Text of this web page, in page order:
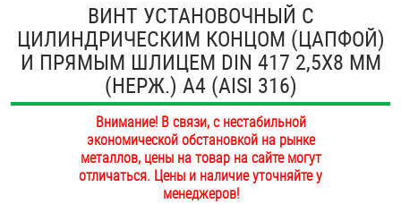
ПОКУПАТЕЛЯМ
ОПЛАТА И ДОСТАВКА
НАШИ МАГАЗИНЫ
Болты и винты
Дюбели
ВИНТ УСТАНОВОЧНЫЙ С
ЦИЛИНДРИЧЕСКИМ КОНЦОМ (ЦАПФОЙ)
И ПРЯМЫМ ШЛИЦЕМ DIN 417 2,5Х8 ММ
(НЕРЖ.) A4 (AISI 316)
Внимание! В связи, с нестабильной
экономической обстановкой на рынке
металлов, цены на товар на сайте могут
отличаться. Цены и наличие уточняйте у
менеджеров!